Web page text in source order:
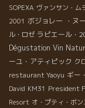
SOPEXA ヴァンサン・ム
2001 ボジョレー ・ヌ
ル・ロゼ ラピエール・
Dégustation Vin
ーユ・アティピック ク
restaurant Yaoyu ギー
David KM31 President
Resort オ・プティ・ボ